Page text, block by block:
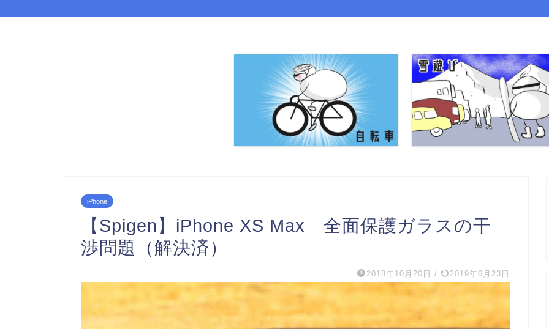
iPhone
【Spigen】iPhone XS Max 全面保護ガラスの干
渉問題（解決済）
2018年10月20日 / 2019年6月23日